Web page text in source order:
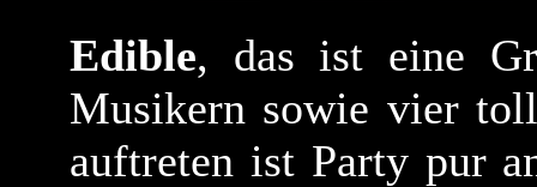
Edible, das ist eine
Musikern sowie vier
auftreten ist Party pur